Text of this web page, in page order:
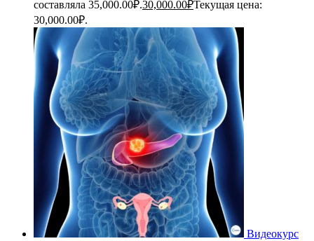
составляла 35,000.00₽.30,000.00₽Текущая цена:
30,000.00₽.
Видеокурс